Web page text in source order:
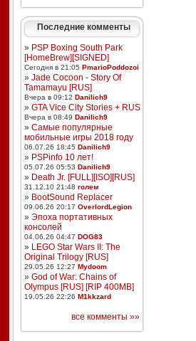
Последние комменты
» PSP Boxing South Park
[HomeBrew][SIGNED]
Сегодня в 21:05 PmarioPoddozoi
» Jade Cocoon - Story Of
Tamamayu [RUS]
Вчера в 09:12 Danilich9
» GTA Vice City Stories + RUS
Вчера в 08:49 Danilich9
» Самые популярные
мобильные игры 2018 году
06.07.26 18:45 Danilich9
» PSPinfo 10 лет!
05.07.26 05:53 Danilich9
» Death Jr. [FULL][ISO][RUS]
31.12.10 21:48 голем
» BootSound Replacer
09.06.26 20:17 OverlordLegion
» Эпоха портативных
консолей
04.06.26 04:47 DOG83
» LEGO Star Wars II: The
Original Trilogy [RUS]
29.05.26 12:27 Mydoom
» God of War: Chains of
Olympus [RUS] [RIP 400MB]
19.05.26 22:26 M1kkzard
все комменты »»